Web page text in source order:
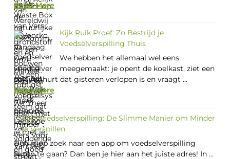
Read More
Kijk Ruik Proef: Zo Bestrijd je
Voedselverspilling Thuis
We hebben het allemaal wel eens
meegemaakt: je opent de koelkast, ziet een
pak yoghurt dat gisteren verlopen is en vraagt ...
Read More
App Voedselverspilling: De Slimme Manier om Minder
te Verspillen
Ben je op zoek naar een app om voedselverspilling
tegen te gaan? Dan ben je hier aan het juiste adres! In ...